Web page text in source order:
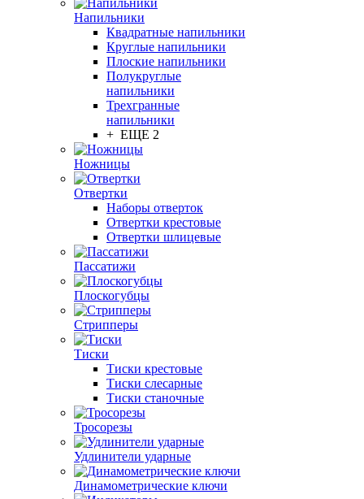
Напильники
Квадратные напильники
Круглые напильники
Плоские напильники
Полукруглые
напильники
Трехгранные
напильники
+ ЕЩЕ 2
Ножницы
Отвертки
Наборы отверток
Отвертки крестовые
Отвертки шлицевые
Пассатижи
Плоскогубцы
Стрипперы
Тиски
Тиски крестовые
Тиски слесарные
Тиски станочные
Тросорезы
Удлинители ударные
Динамометрические ключи